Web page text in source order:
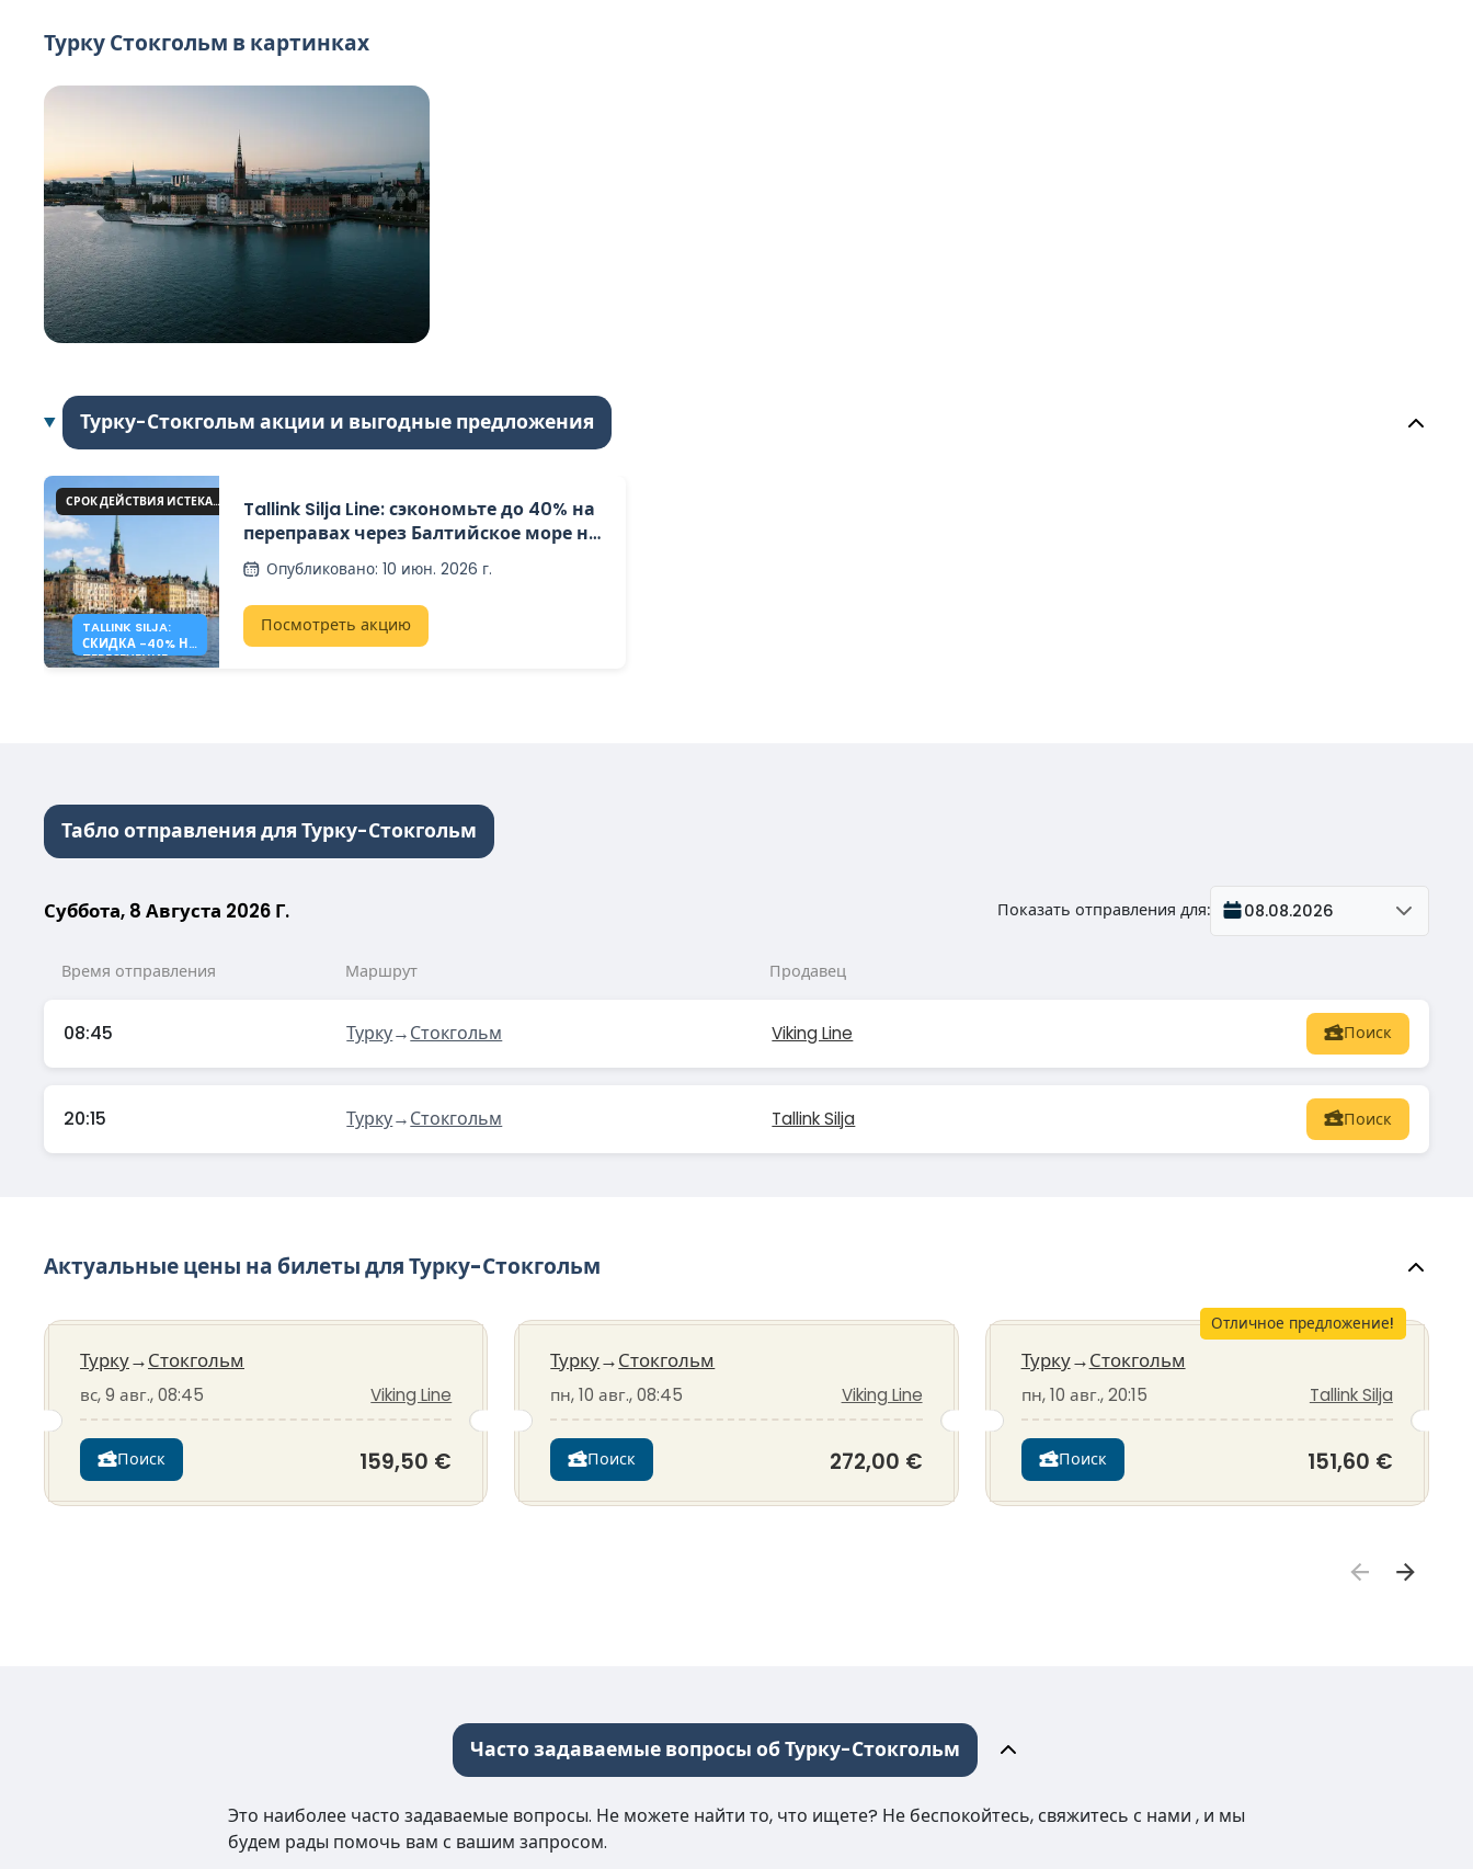
Турку Стокгольм в картинках
Турку-Стокгольм акции и выгодные предложения
СРОК ДЕЙСТВИЯ ИСТЕКАЕТ В БЛИЖАЙШЕЕ ВРЕМЯ!
TALLINK SILJA:
СКИДКА -40% НА
ПЕРЕСЕЧЕНИЕ
Tallink Silja Line: сэкономьте до 40% на
переправах через Балтийское море на
паромах.
Опубликовано: 10 июн. 2026 г.
Посмотреть акцию
Табло отправления для Турку-Стокгольм
Суббота, 8 Августа 2026 Г. Показать отправления для: 08.08.2026
Время отправления Маршрут Продавец
08:45 Турку→Стокгольм Viking Line Поиск
20:15 Турку→Стокгольм Tallink Silja Поиск
Актуальные цены на билеты для Турку-Стокгольм
Турку→Стокгольм
вс, 9 авг., 08:45 Viking Line
Поиск 159,50 €
Турку→Стокгольм
пн, 10 авг., 08:45 Viking Line
Поиск 272,00 €
Отличное предложение!
Турку→Стокгольм
пн, 10 авг., 20:15 Tallink Silja
Поиск 151,60 €
Часто задаваемые вопросы об Турку-Стокгольм
Это наиболее часто задаваемые вопросы. Не можете найти то, что ищете? Не беспокойтесь, свяжитесь с нами , и мы
будем рады помочь вам с вашим запросом.